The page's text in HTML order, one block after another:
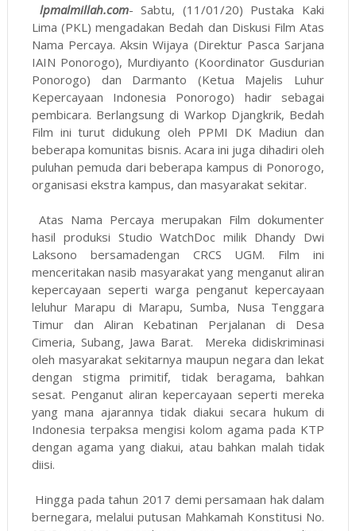
lpmalmillah.com- Sabtu, (11/01/20) Pustaka Kaki
Lima (PKL) mengadakan Bedah dan Diskusi Film Atas
Nama Percaya. Aksin Wijaya (Direktur Pasca Sarjana
IAIN Ponorogo), Murdiyanto (Koordinator Gusdurian
Ponorogo) dan Darmanto (Ketua Majelis Luhur
Kepercayaan Indonesia Ponorogo) hadir sebagai
pembicara. Berlangsung di Warkop Djangkrik, Bedah
Film ini turut didukung oleh PPMI DK Madiun dan
beberapa komunitas bisnis. Acara ini juga dihadiri oleh
puluhan pemuda dari beberapa kampus di Ponorogo,
organisasi ekstra kampus, dan masyarakat sekitar.
Atas Nama Percaya merupakan Film dokumenter
hasil produksi Studio WatchDoc milik Dhandy Dwi
Laksono bersamadengan CRCS UGM. Film ini
menceritakan nasib masyarakat yang menganut aliran
kepercayaan seperti warga penganut kepercayaan
leluhur Marapu di Marapu, Sumba, Nusa Tenggara
Timur dan Aliran Kebatinan Perjalanan di Desa
Cimeria, Subang, Jawa Barat. Mereka didiskriminasi
oleh masyarakat sekitarnya maupun negara dan lekat
dengan stigma primitif, tidak beragama, bahkan
sesat. Penganut aliran kepercayaan seperti mereka
yang mana ajarannya tidak diakui secara hukum di
Indonesia terpaksa mengisi kolom agama pada KTP
dengan agama yang diakui, atau bahkan malah tidak
diisi.
Hingga pada tahun 2017 demi persamaan hak dalam
bernegara, melalui putusan Mahkamah Konstitusi No.